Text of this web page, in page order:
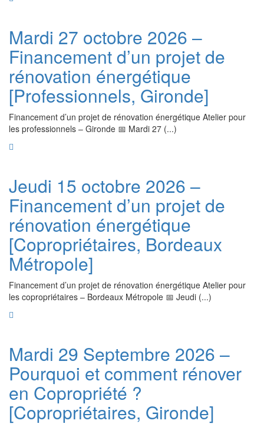
Mardi 27 octobre 2026 –
Financement d’un projet de
rénovation énergétique
[Professionnels, Gironde]
Financement d’un projet de rénovation énergétique Atelier pour
les professionnels – Gironde 📅 Mardi 27 (...)
Jeudi 15 octobre 2026 –
Financement d’un projet de
rénovation énergétique
[Copropriétaires, Bordeaux
Métropole]
Financement d’un projet de rénovation énergétique Atelier pour
les copropriétaires – Bordeaux Métropole 📅 Jeudi (...)
Mardi 29 Septembre 2026 –
Pourquoi et comment rénover
en Copropriété ?
[Copropriétaires, Gironde]